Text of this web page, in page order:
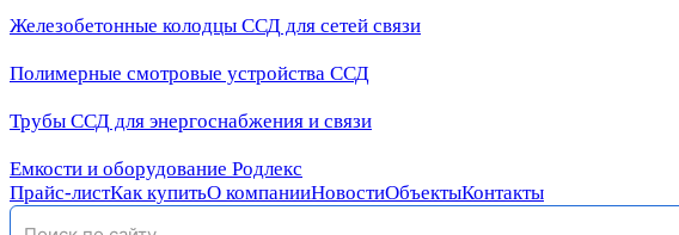
Железобетонные колодцы ССД для сетей связи
Полимерные смотровые устройства ССД
Трубы ССД для энергоснабжения и связи
Емкости и оборудование Родлекс
Прайс-листКак купитьО компанииНовостиОбъектыКонтакты